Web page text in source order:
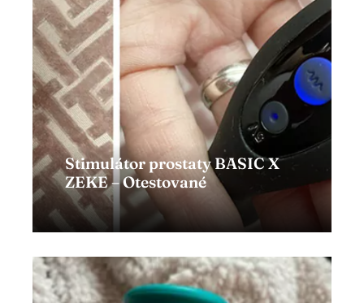
Stimulátor prostaty BASIC X
ZEKE – Otestované
Zobraziť článok